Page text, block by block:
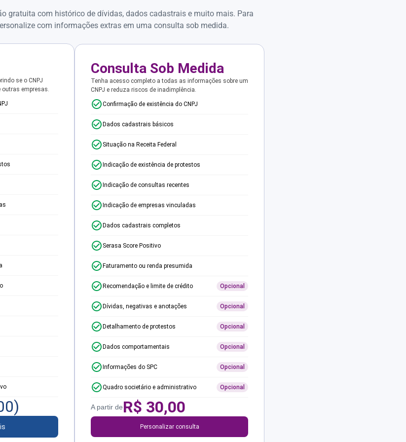
gratuita com histórico de dívidas, dados cadastrais e muito mais. Para
com informações extras em uma consulta sob medida.
se o CNPJ
empresas.
)
Consulta Sob Medida
Tenha acesso completo a todas as informações sobre um
CNPJ e reduza riscos de inadimplência.
Confirmação de existência do CNPJ
Dados cadastrais básicos
Situação na Receita Federal
Indicação de existência de protestos
Indicação de consultas recentes
Indicação de empresas vinculadas
Dados cadastrais completos
Serasa Score Positivo
Faturamento ou renda presumida
Recomendação e limite de crédito Opcional
Dívidas, negativas e anotações Opcional
Detalhamento de protestos Opcional
Dados comportamentais Opcional
Informações do SPC Opcional
Quadro societário e administrativo Opcional
A partir deR$ 30,00
Personalizar consulta